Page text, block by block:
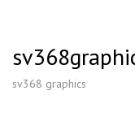
sv368 graphics